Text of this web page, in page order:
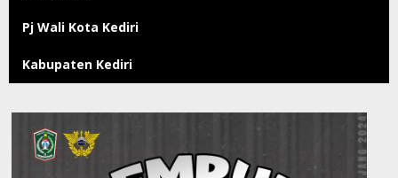
Pj Wali Kota Kediri
Kabupaten Kediri